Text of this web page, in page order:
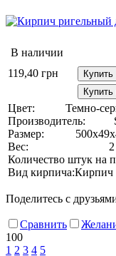
В наличии
119,40 грн
Купить
Цвет:
Темно-
Производитель:
Размер:
Вес:
Количество штук на
Вид кирпича:Кирпич
Поделитесь с
Сравнить
100
1 2 3 4 5